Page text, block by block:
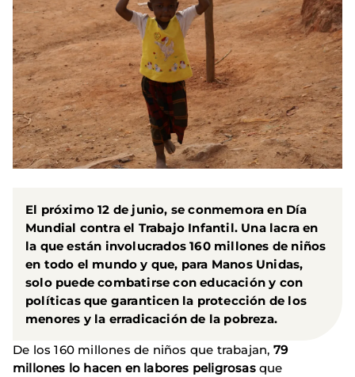
El próximo 12 de junio, se conmemora en Día
Mundial contra el Trabajo Infantil. Una lacra en
la que están involucrados 160 millones de niños
en todo el mundo y que, para Manos Unidas,
solo puede combatirse con educación y con
políticas que garanticen la protección de los
menores y la erradicación de la pobreza.
De los 160 millones de niños que trabajan, 79
millones lo hacen en labores peligrosas que